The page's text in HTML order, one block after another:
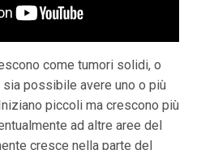
come tumori solidi, o
sia possibile avere uno o più
piccoli ma crescono più
ad altre aree del
cresce nella parte del